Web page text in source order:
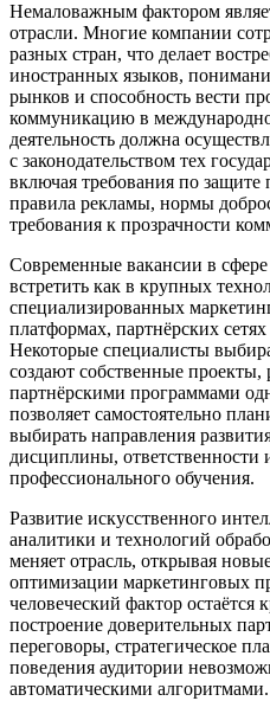
Немаловажным фактором
отрасли. Многие компании
разных стран, что делает
иностранных языков,
рынков и способность вести
коммуникацию в
деятельность должна
с законодательством тех
включая требования по
правила рекламы, нормы
требования к прозрачности
Современные вакансии в
встретить как в крупных
специализированных
платформах, партнёрских
Некоторые специалисты
создают собственные проекты,
партнёрскими программами
позволяет самостоятельно
выбирать направления
дисциплины, ответственности
профессионального обучения.
Развитие искусственного
аналитики и технологий
меняет отрасль, открывая
оптимизации маркетинговых
человеческий фактор
построение доверительных
переговоры, стратегическое
поведения аудитории
автоматическими алгоритмами.